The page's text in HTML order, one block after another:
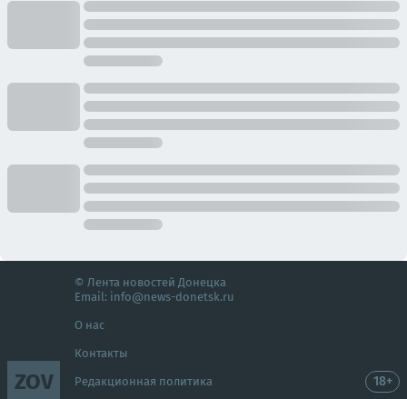
ZOV
© Лента новостей Донецка
Email: info@news-donetsk.ru
О нас
Контакты
Редакционная политика 18+